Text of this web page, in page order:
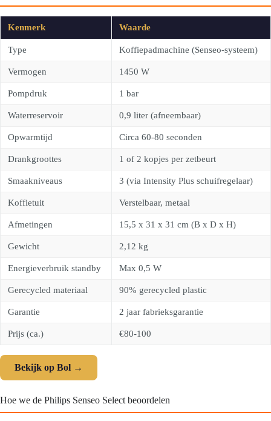
Kenmerk Waarde
Type Koffiepadmachine (Senseo-systeem)
Vermogen 1450 W
Pompdruk 1 bar
Waterreservoir 0,9 liter (afneembaar)
Opwarmtijd Circa 60-80 seconden
Drankgroottes 1 of 2 kopjes per zetbeurt
Smaakniveaus 3 (via Intensity Plus schuifregelaar)
Koffietuit Verstelbaar, metaal
Afmetingen 15,5 x 31 x 31 cm (B x D x H)
Gewicht 2,12 kg
Energieverbruik standby Max 0,5 W
Gerecycled materiaal 90% gerecycled plastic
Garantie 2 jaar fabrieksgarantie
Prijs (ca.) €80-100
Bekijk op Bol →
Hoe we de Philips Senseo Select beoordelen